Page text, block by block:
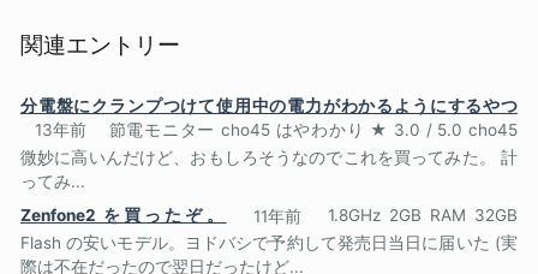
関連エントリー
分電盤にクランプつけて使用中の電力がわかるようにするやつ
13年前
節電モニター cho45 はやわかり ★ 3.0 / 5.0 cho45
微妙に高いんだけど、おもしろそうなのでこれを買ってみた。 計
ってみ...
Zenfone2 を買ったぞ。
11年前
1.8GHz 2GB RAM 32GB
Flash の安いモデル。ヨドバシで予約して発売日当日に届いた (実
際は不在だったので翌日だったけど...